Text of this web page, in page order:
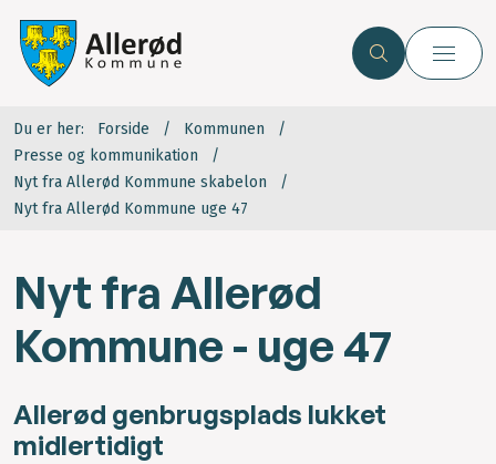
Du er her: Forside
Kommunen
Presse og kommunikation
Nyt fra Allerød Kommune skabelon
Nyt fra Allerød Kommune uge 47
Nyt fra Allerød
Kommune - uge 47
Allerød genbrugsplads lukket
midlertidigt